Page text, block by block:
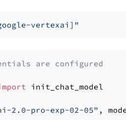
vertexai]"
are configured
init_chat_model
2.0-pro-exp-02-05" ,